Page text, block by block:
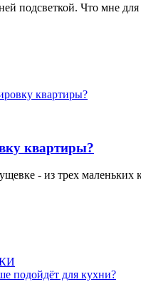
подсветкой. Что мне
квартиры?
квартиры?
- из трех
подойдёт для кухни?